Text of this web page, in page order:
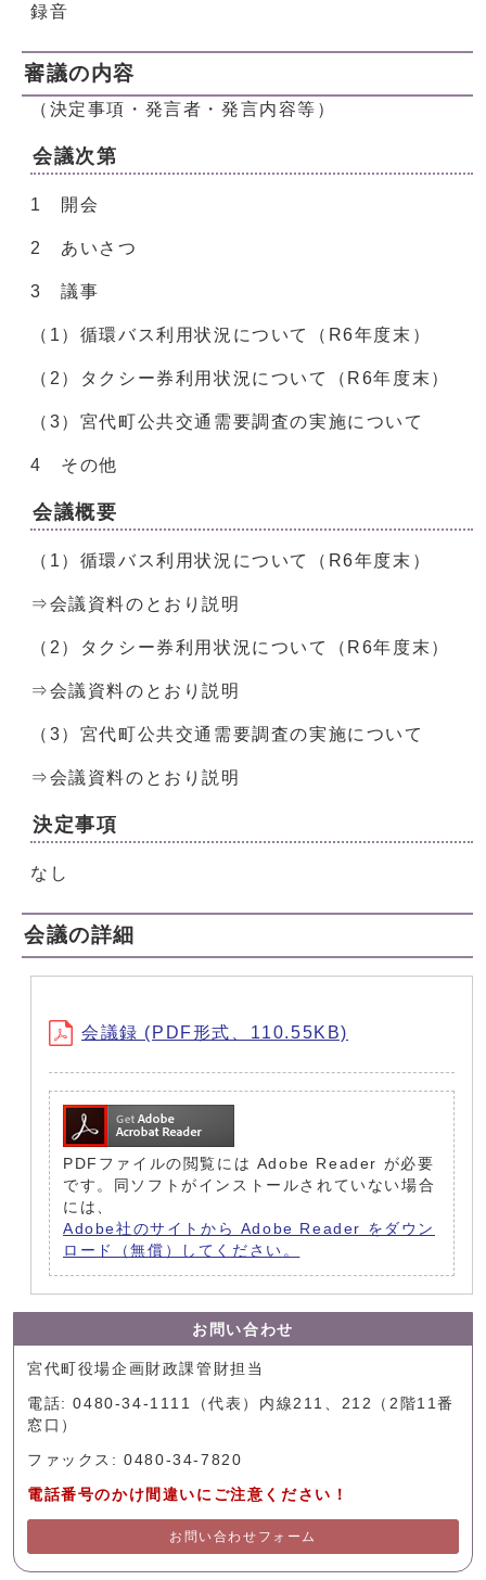
録音
審議の内容
（決定事項・発言者・発言内容等）
会議次第
1 開会
2 あいさつ
3 議事
（1）循環バス利用状況について（R6年度末）
（2）タクシー券利用状況について（R6年度末）
（3）宮代町公共交通需要調査の実施について
4 その他
会議概要
（1）循環バス利用状況について（R6年度末）
⇒会議資料のとおり説明
（2）タクシー券利用状況について（R6年度末）
⇒会議資料のとおり説明
（3）宮代町公共交通需要調査の実施について
⇒会議資料のとおり説明
決定事項
なし
会議の詳細
会議録 (PDF形式、110.55KB)
PDFファイルの閲覧には Adobe Reader が必要
です。同ソフトがインストールされていない場合
には、
Adobe社のサイトから Adobe Reader をダウン
ロード（無償）してください。
お問い合わせ
宮代町役場企画財政課管財担当
電話: 0480-34-1111（代表）内線211、212（2階11番
窓口）
ファックス: 0480-34-7820
電話番号のかけ間違いにご注意ください！
お問い合わせフォーム